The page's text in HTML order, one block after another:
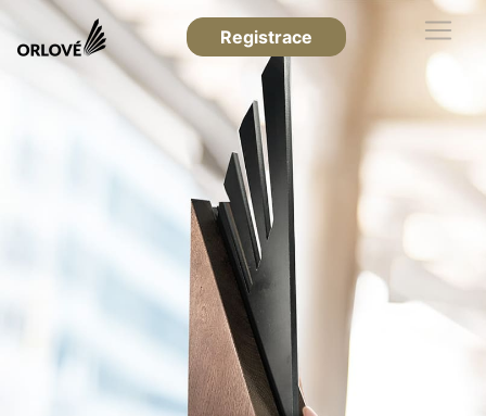
Registrace